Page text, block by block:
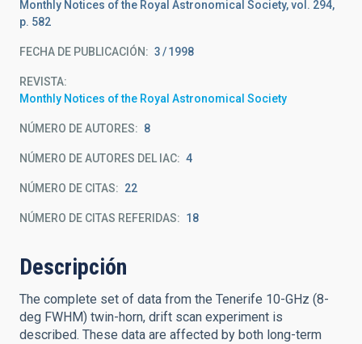
Monthly Notices of the Royal Astronomical Society, vol. 294,
p. 582
FECHA DE PUBLICACIÓN: 3 1998
REVISTA
Monthly Notices of the Royal Astronomical Society
NÚMERO DE AUTORES 8
NÚMERO DE AUTORES DEL IAC 4
NÚMERO DE CITAS 22
NÚMERO DE CITAS REFERIDAS 18
Descripción
The complete set of data from the Tenerife 10-GHz (8-
deg FWHM) twin-horn, drift scan experiment is
described. These data are affected by both long-term